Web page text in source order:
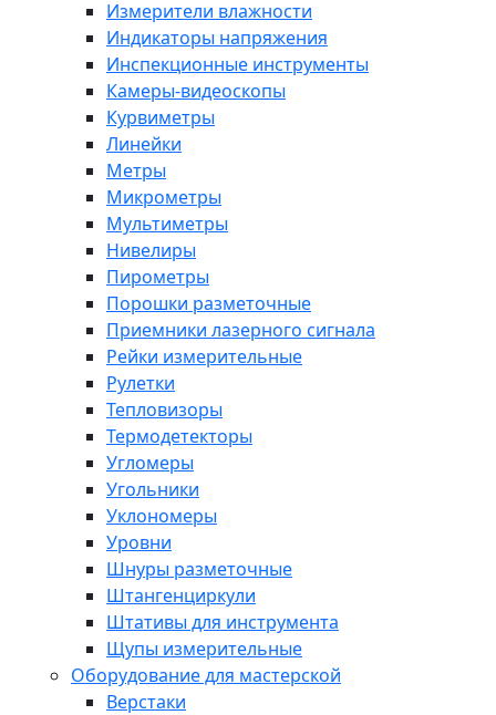
Измерители влажности
Индикаторы напряжения
Инспекционные инструменты
Камеры-видеоскопы
Курвиметры
Линейки
Метры
Микрометры
Мультиметры
Нивелиры
Пирометры
Порошки разметочные
Приемники лазерного сигнала
Рейки измерительные
Рулетки
Тепловизоры
Термодетекторы
Угломеры
Угольники
Уклономеры
Уровни
Шнуры разметочные
Штангенциркули
Штативы для инструмента
Щупы измерительные
Оборудование для мастерской
Верстаки